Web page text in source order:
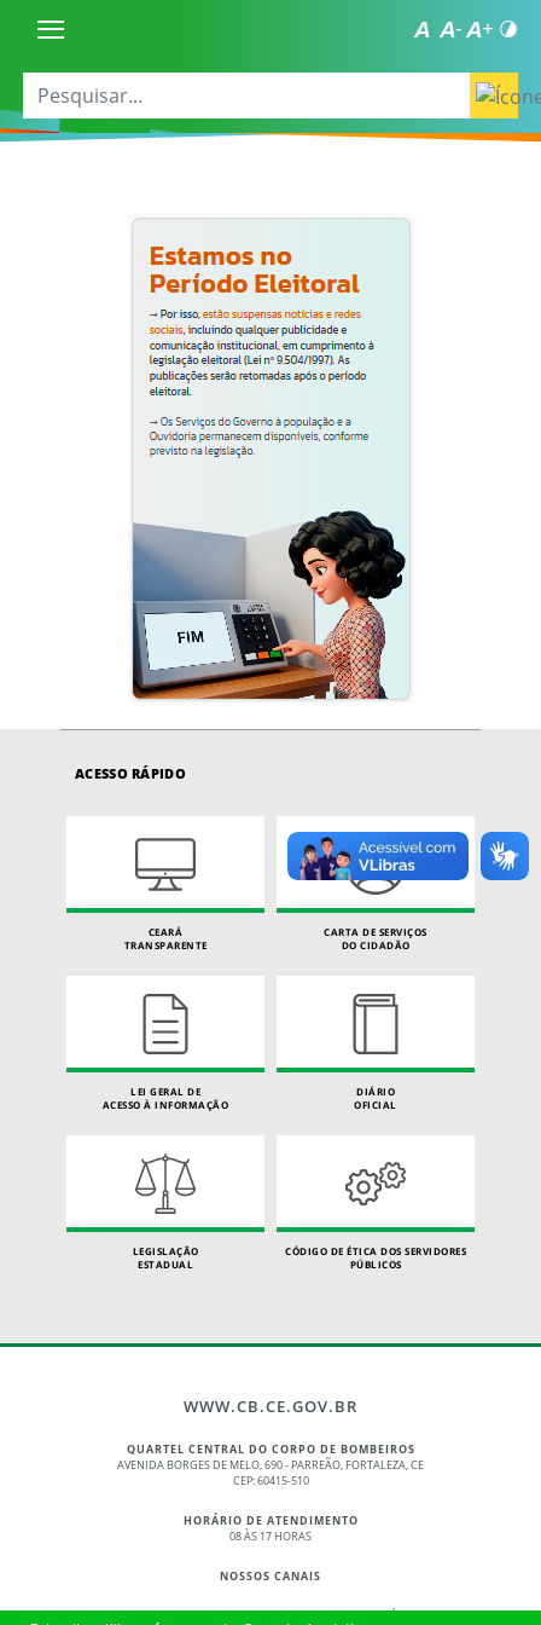
ACESSO RÁPIDO
CEARÁ
TRANSPARENTE
CARTA DE SERVIÇOS
DO CIDADÃO
LEI GERAL DE
ACESSO À INFORMAÇÃO
DIÁRIO
OFICIAL
LEGISLAÇÃO
ESTADUAL
CÓDIGO DE ÉTICA DOS SERVIDORES
PÚBLICOS
WWW.CB.CE.GOV.BR
QUARTEL CENTRAL DO CORPO DE BOMBEIROS
AVENIDA BORGES DE MELO, 690 - PARREÃO, FORTALEZA, CE
CEP: 60415-510
HORÁRIO DE ATENDIMENTO
08 ÀS 17 HORAS
NOSSOS CANAIS
© 2017 - 2026 – GOVERNO DO ESTADO DO CEARÁ